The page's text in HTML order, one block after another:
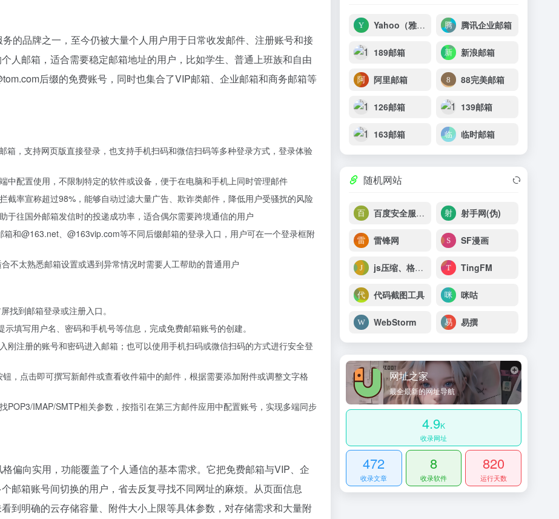
的品牌之一，至今仍被大量个人用户用于日常收发邮件、注册账号和接
人邮箱，适合需要稳定邮箱地址的用户，比如学生、普通上班族和自由
后缀的免费账号，同时也集合了VIP邮箱、企业邮箱和商务邮箱等
箱，支持网页版直接登录，也支持手机扫码和微信扫码等多种登录方式，登录体验
中配置使用，不限制特定的软件或设备，便于在电脑和手机上同时管理邮件
截率宣称超过98%，能够自动过滤大量广告、欺诈类邮件，降低用户受骚扰的风险
于往国外邮箱发信时的投递成功率，适合偶尔需要跨境通信的用户
箱和@163.net、@163vip.com等不同后缀邮箱的登录入口，用户可在一个登录框附
不太熟悉邮箱设置或遇到异常情况时需要人工帮助的普通用户
找到邮箱登录或注册入口。
填写用户名、密码和手机号等信息，完成免费邮箱账号的创建。
刚注册的账号和密码进入邮箱；也可以使用手机扫码或微信扫码的方式进行安全登
钮，点击即可撰写新邮件或查看收件箱中的邮件，根据需要添加附件或调整文字格
POP3/IMAP/SMTP相关参数，按指引在第三方邮件应用中配置账号，实现多端同步
偏向实用，功能覆盖了个人通信的基本需求。它把免费邮箱与VIP、企
邮箱账号间切换的用户，省去反复寻找不同网址的麻烦。从页面信息
到明确的云存储容量、附件大小上限等具体参数，对存储需求和大量附
Yahoo（雅虎） 腾讯企业邮箱
189邮箱 新浪邮箱
阿里邮箱 88完美邮箱
126邮箱 139邮箱
163邮箱 临时邮箱
随机网站
百度安全服务平台 射手网(伪)
雷锋网 SF漫画
js压缩、格式化 TingFM
代码截图工具 咪咕
WebStorm 易撰
网址之家
最全最新的网址导航
4.9K
收录网址
472
收录文章
8
收录软件
820
运行天数